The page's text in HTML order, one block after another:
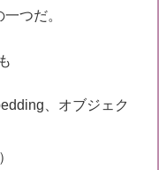
つだ。
、オブジェク